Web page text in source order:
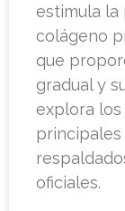
estimula la
colágeno
que
gradual y
explora
principales
oficiales.